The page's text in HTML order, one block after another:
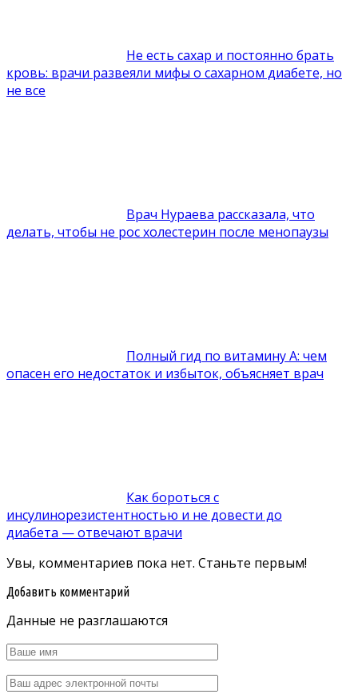
Не есть сахар и постоянно брать
кровь: врачи развеяли мифы о сахарном диабете, но
не все
Врач Нураева рассказала, что
делать, чтобы не рос холестерин после менопаузы
Полный гид по витамину А: чем
опасен его недостаток и избыток, объясняет врач
Как бороться с
инсулинорезистентностью и не довести до
диабета — отвечают врачи
Увы, комментариев пока нет. Станьте первым!
Добавить комментарий
Данные не разглашаются